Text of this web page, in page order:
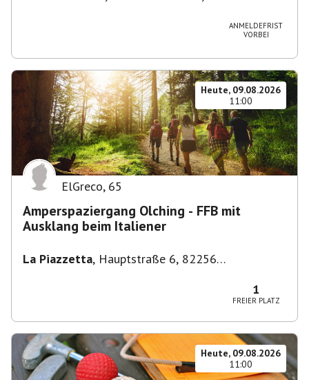
ANMELDEFRIST
VORBEI
Heute, 09.08.2026
11:00
ElGreco, 65
Amperspaziergang Olching - FFB mit
Ausklang beim Italiener
La Piazzetta, Hauptstraße 6, 82256
1
FREIER PLATZ
Heute, 09.08.2026
11:00